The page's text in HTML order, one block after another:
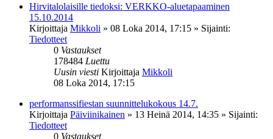
Hirvitalolaisille tiedoksi: VERKKO-aluetapaaminen
15.10.2014
Kirjoittaja Mikkoli » 08 Loka 2014, 17:15 » Sijainti:
Tiedotteet
0 Vastaukset
178484 Luettu
Uusin viesti Kirjoittaja Mikkoli
08 Loka 2014, 17:15
performanssifiestan suunnittelukokous 14.7.
Kirjoittaja Päiviinikainen » 13 Heinä 2014, 14:35 » Sijainti:
Tiedotteet
0 Vastaukset